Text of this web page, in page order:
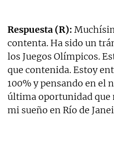
Respuesta (R):
contenta. Ha sido un
los Juegos Olímpicos.
que contenida. Estoy
100% y pensando en el
última oportunidad que
mi sueño en Río de